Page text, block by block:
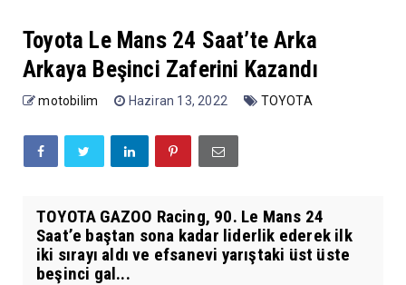
Toyota Le Mans 24 Saat’te Arka
Arkaya Beşinci Zaferini Kazandı
motobilim Haziran 13, 2022 TOYOTA
TOYOTA GAZOO Racing, 90. Le Mans 24
Saat’e baştan sona kadar liderlik ederek ilk
iki sırayı aldı ve efsanevi yarıştaki üst üste
beşinci gal...